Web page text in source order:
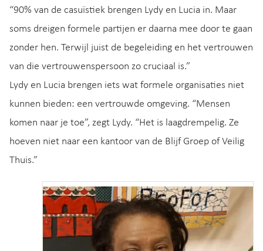
“90% van de casuïstiek brengen Lydy en Lucia in. Maar
soms dreigen formele partijen er daarna mee door te gaan
zonder hen. Terwijl juist de begeleiding en het vertrouwen
van die vertrouwenspersoon zo cruciaal is.”
Lydy en Lucia brengen iets wat formele organisaties niet
kunnen bieden: een vertrouwde omgeving. “Mensen
komen naar je toe”, zegt Lydy. “Het is laagdrempelig. Ze
hoeven niet naar een kantoor van de Blijf Groep of Veilig
Thuis.”